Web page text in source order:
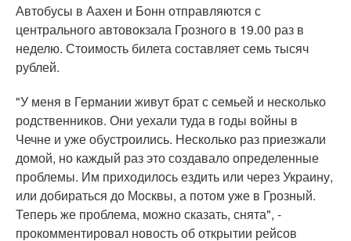
Автобусы в Аахен и Бонн отправляются с
центрального автовокзала Грозного в 19.00 раз в
неделю. Стоимость билета составляет семь тысяч
рублей.
"У меня в Германии живут брат с семьей и несколько
родственников. Они уехали туда в годы войны в
Чечне и уже обустроились. Несколько раз приезжали
домой, но каждый раз это создавало определенные
проблемы. Им приходилось ездить или через Украину,
или добираться до Москвы, а потом уже в Грозный.
Теперь же проблема, можно сказать, снята", -
прокомментировал новость об открытии рейсов